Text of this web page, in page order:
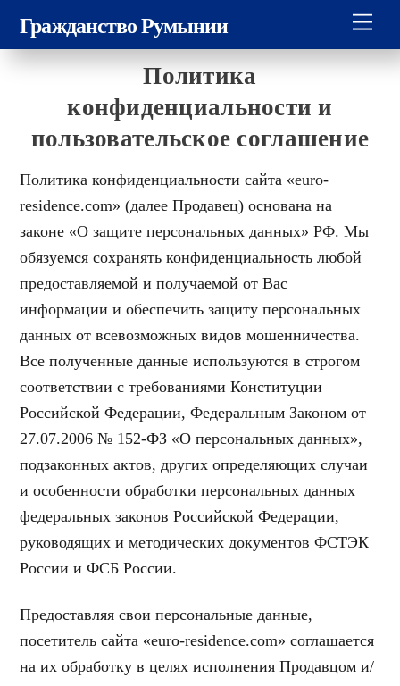
Гражданство Румынии
Политика
конфиденциальности и
пользовательское соглашение
Политика конфиденциальности сайта «euro-
residence.com» (далее Продавец) основана на
законе «О защите персональных данных» РФ. Мы
обязуемся сохранять конфиденциальность любой
предоставляемой и получаемой от Вас
информации и обеспечить защиту персональных
данных от всевозможных видов мошенничества.
Все полученные данные используются в строгом
соответствии с требованиями Конституции
Российской Федерации, Федеральным Законом от
27.07.2006 № 152-ФЗ «О персональных данных»,
подзаконных актов, других определяющих случаи
и особенности обработки персональных данных
федеральных законов Российской Федерации,
руководящих и методических документов ФСТЭК
России и ФСБ России.
Предоставляя свои персональные данные,
посетитель сайта «euro-residence.com» соглашается
на их обработку в целях исполнения Продавцом и/